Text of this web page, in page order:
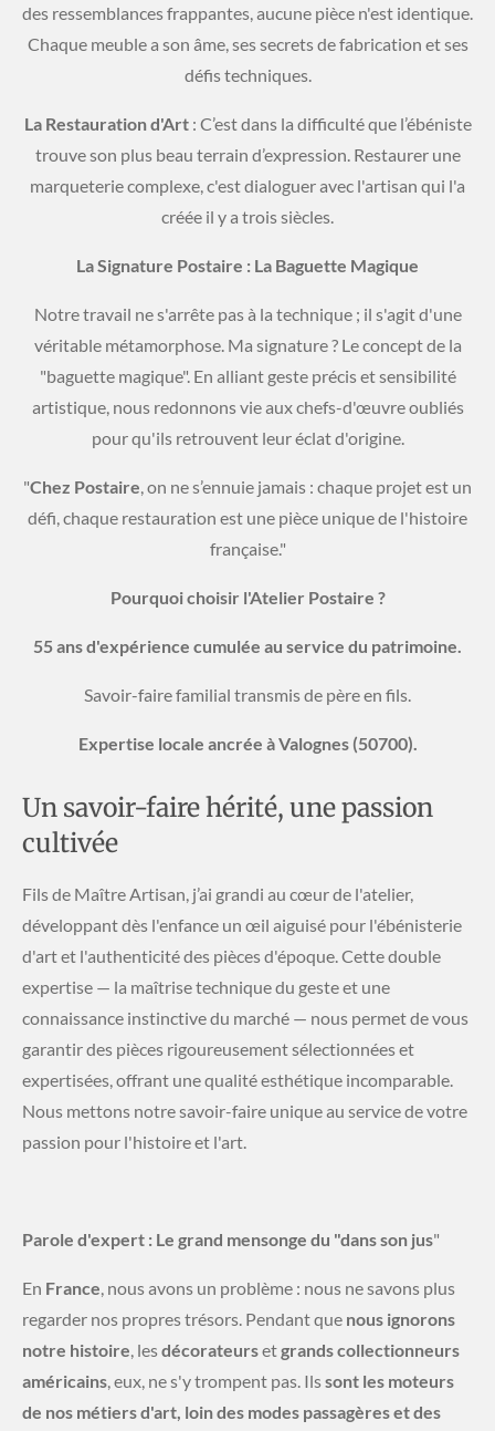
des ressemblances frappantes, aucune pièce n'est identique.
Chaque meuble a son âme, ses secrets de fabrication et ses
défis techniques.
La Restaurationd'Art: C’est dans la difficulté que l’ébéniste
trouve son plus beau terrain d’expression. Restaurer une
marqueterie complexe, c'est dialoguer avec l'artisan qui l'a
créée il y a trois siècles.
​La Signature Postaire : La Baguette Magique
​Notre travail ne s'arrête pas à la technique ; il s'agit d'une
véritable métamorphose. Ma signature ? Le concept de la
"baguette magique". En alliant geste précis et sensibilité
artistique, nous redonnons vie aux chefs-d'œuvre oubliés
pour qu'ils retrouvent leur éclat d'origine.
​"Chez Postaire, on ne s’ennuie jamais : chaque projet est un
défi, chaque restauration est une pièce unique de l'histoire
française."
Pourquoi choisir l'Atelier Postaire ?
​55 ans d'expérience cumulée au service du patrimoine.
​Savoir-faire familial transmis de père en fils.
Expertise locale ancrée à Valognes (50700).
Un savoir-faire hérité, une passion
cultivée
Fils de Maître Artisan, j’ai grandi au cœur de l'atelier,
développant dès l'enfance un œil aiguisé pour l'ébénisterie
d'art et l'authenticité des pièces d'époque. Cette double
expertise — la maîtrise technique du geste et une
connaissance instinctive du marché — nous permet de vous
garantir des pièces rigoureusement sélectionnées et
expertisées, offrant une qualité esthétique incomparable.
Nous mettons notre savoir-faire unique au service de votre
passion pour l'histoire et l'art.
Parole d'expert : Le grand mensonge du "dans son jus"
​En France, nous avons un problème : nous ne savons plus
regarder nos propres trésors. Pendant que nous ignorons
notre histoire, lesdécorateursetgrands collectionneurs
américains, eux, ne s'y trompent pas. Ilssont les moteurs
de nos métiers d'art, loin des modes passagères et des